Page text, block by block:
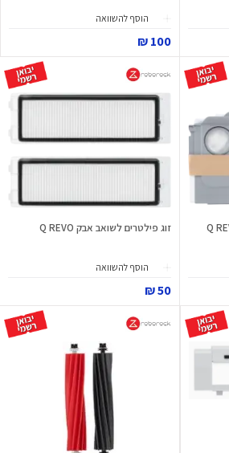
הוסף להשוואה
100 ₪
זוג פילטרים לשואב אבק Q REVO
הוסף להשוואה
50 ₪